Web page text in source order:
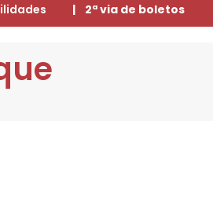
| 2ª via de boletos